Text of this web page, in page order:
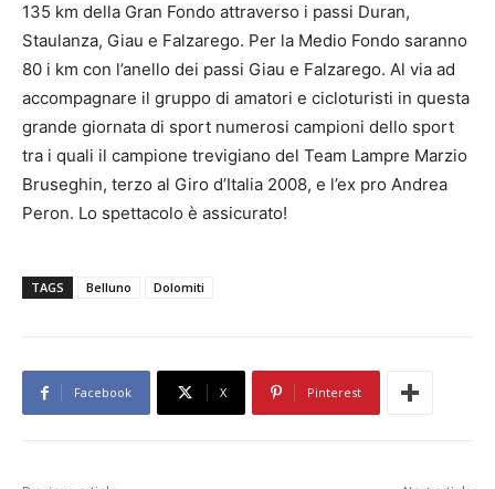
135 km della Gran Fondo attraverso i passi Duran,
Staulanza, Giau e Falzarego. Per la Medio Fondo saranno
80 i km con l’anello dei passi Giau e Falzarego. Al via ad
accompagnare il gruppo di amatori e cicloturisti in questa
grande giornata di sport numerosi campioni dello sport
tra i quali il campione trevigiano del Team Lampre Marzio
Bruseghin, terzo al Giro d’Italia 2008, e l’ex pro Andrea
Peron. Lo spettacolo è assicurato!
TAGS Belluno Dolomiti
Facebook X Pinterest